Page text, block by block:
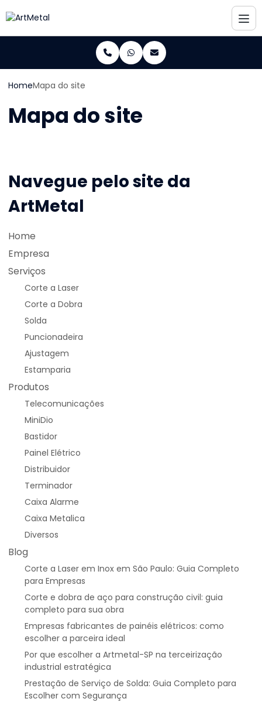
HomeMapa do site
Mapa do site
Navegue pelo site da
ArtMetal
Home
Empresa
Serviços
Corte a Laser
Corte a Dobra
Solda
Puncionadeira
Ajustagem
Estamparia
Produtos
Telecomunicações
MiniDio
Bastidor
Painel Elétrico
Distribuidor
Terminador
Caixa Alarme
Caixa Metalica
Diversos
Blog
Corte a Laser em Inox em São Paulo: Guia Completo
para Empresas
Corte e dobra de aço para construção civil: guia
completo para sua obra
Empresas fabricantes de painéis elétricos: como
escolher a parceira ideal
Por que escolher a Artmetal-SP na terceirização
industrial estratégica
Prestação de Serviço de Solda: Guia Completo para
Escolher com Segurança